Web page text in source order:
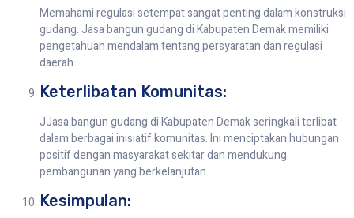
Memahami regulasi setempat sangat penting dalam konstruksi
gudang. Jasa bangun gudang di Kabupaten Demak memiliki
pengetahuan mendalam tentang persyaratan dan regulasi
daerah.
Keterlibatan Komunitas:
JJasa bangun gudang di Kabupaten Demak seringkali terlibat
dalam berbagai inisiatif komunitas. Ini menciptakan hubungan
positif dengan masyarakat sekitar dan mendukung
pembangunan yang berkelanjutan.
Kesimpulan: